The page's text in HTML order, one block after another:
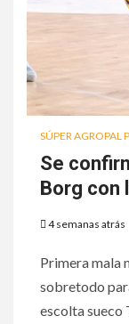
SÚPER AGROPAL
Se
Borg con
4 semanas atrás
Primera mala
sobretodo
escolta sueco